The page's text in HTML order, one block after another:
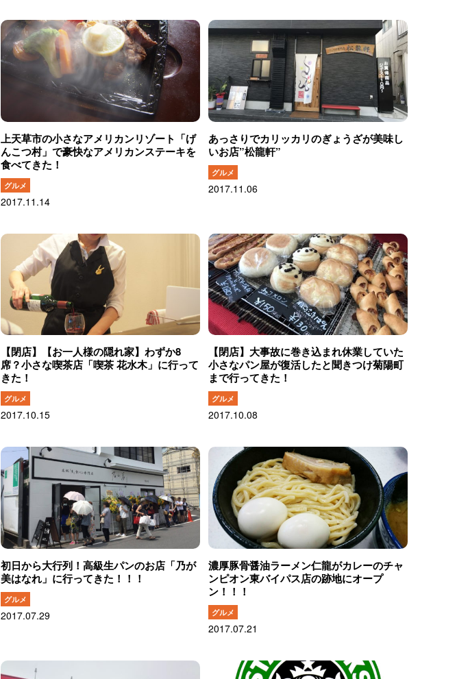
上天草市の小さなアメリカンリゾート「げ
んこつ村」で豪快なアメリカンステーキを
食べてきた！
グルメ
2017.11.14
あっさりでカリッカリのぎょうざが美味し
いお店”松龍軒”
グルメ
2017.11.06
【閉店】【お一人様の隠れ家】わずか8
席？小さな喫茶店「喫茶 花水木」に行って
きた！
グルメ
2017.10.15
【閉店】大事故に巻き込まれ休業していた
小さなパン屋が復活したと聞きつけ菊陽町
まで行ってきた！
グルメ
2017.10.08
初日から大行列！高級生パンのお店「乃が
美はなれ」に行ってきた！！！
グルメ
2017.07.29
濃厚豚骨醤油ラーメン仁龍がカレーのチャ
ンピオン東バイパス店の跡地にオープ
ン！！！
グルメ
2017.07.21